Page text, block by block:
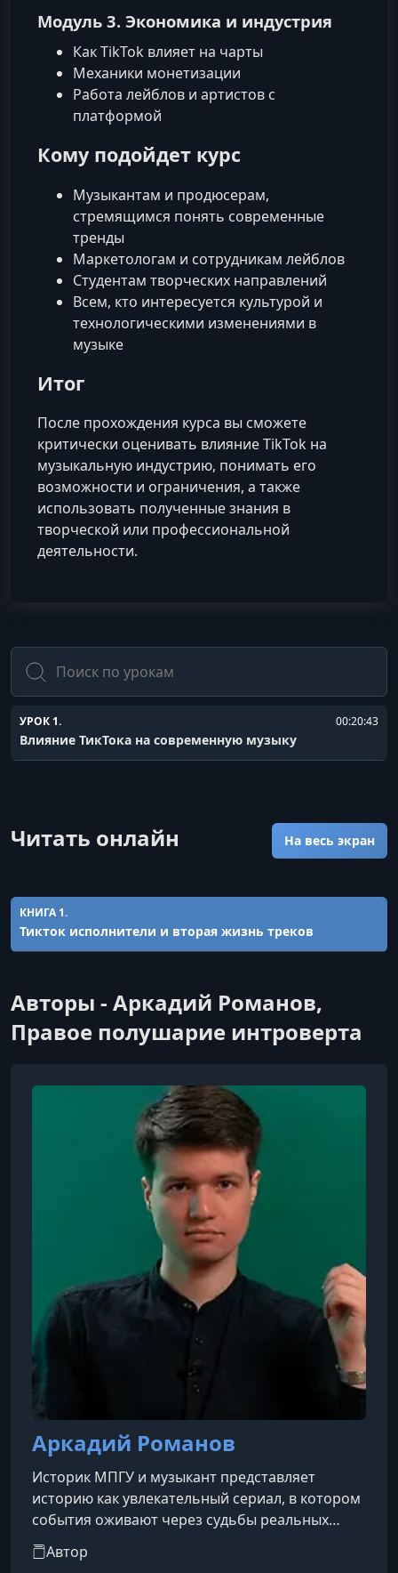
Модуль 3. Экономика и индустрия
Как TikTok влияет на чарты
Механики монетизации
Работа лейблов и артистов с
платформой
Кому подойдет курс
Музыкантам и продюсерам,
стремящимся понять современные
тренды
Маркетологам и сотрудникам лейблов
Студентам творческих направлений
Всем, кто интересуется культурой и
технологическими изменениями в
музыке
Итог
После прохождения курса вы сможете
критически оценивать влияние TikTok на
музыкальную индустрию, понимать его
возможности и ограничения, а также
использовать полученные знания в
творческой или профессиональной
деятельности.
Поиск
УРОК 1. 00:20:43
Влияние ТикТока на современную музыку
Читать онлайн На весь экран
КНИГА 1.
Тикток исполнители и вторая жизнь треков
Авторы - Аркадий Романов,
Правое полушарие интроверта
Аркадий Романов
Историк МПГУ и музыкант представляет
историю как увлекательный сериал, в котором
события оживают через судьбы реальных
людей. Он стремится превратить сухие факты
и даты в захватывающие повествования,
Автор